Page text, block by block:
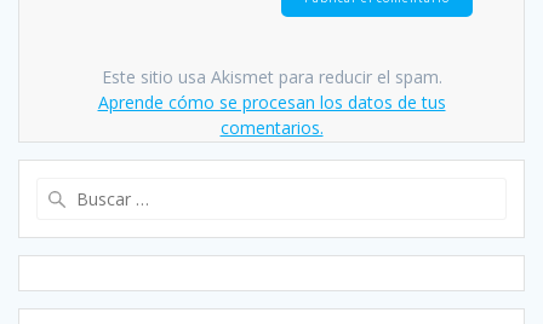
Este sitio usa Akismet para reducir el spam.
Aprende cómo se procesan los datos de tus
comentarios.